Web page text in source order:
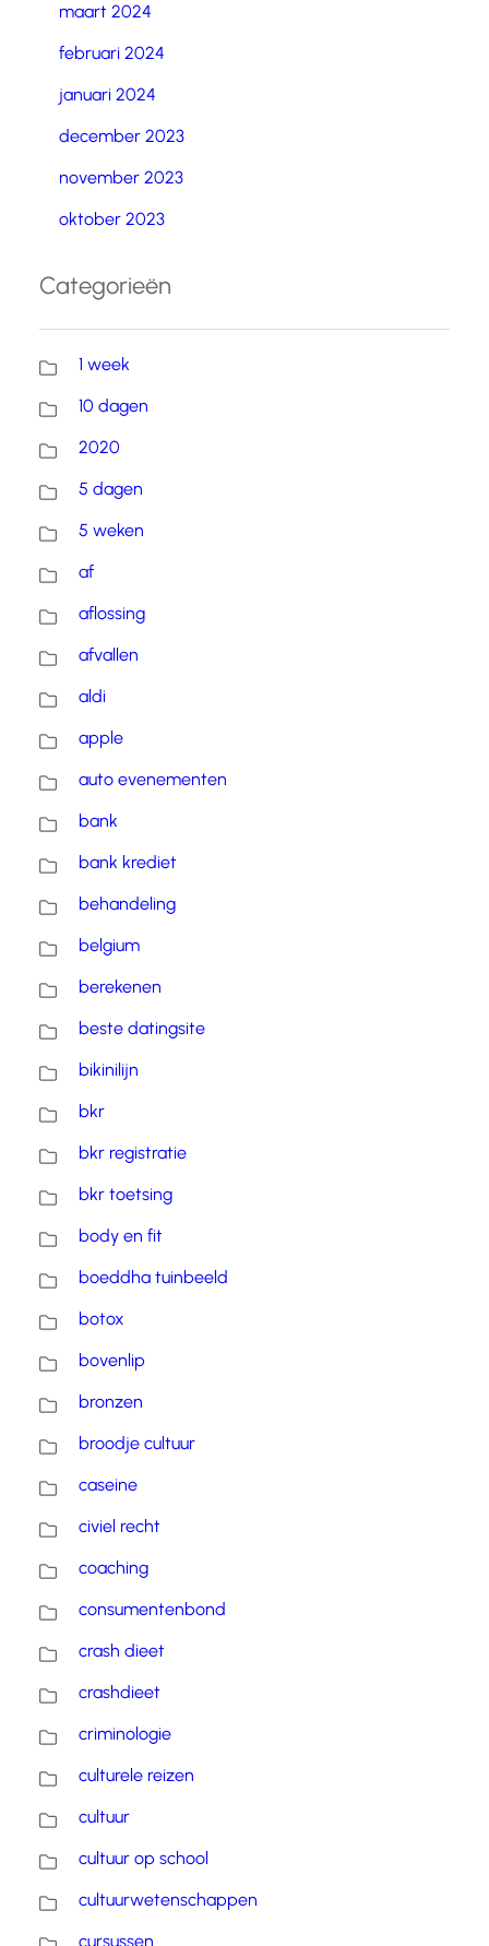
maart 2024
februari 2024
januari 2024
december 2023
november 2023
oktober 2023
Categorieën
1 week
10 dagen
2020
5 dagen
5 weken
af
aflossing
afvallen
aldi
apple
auto evenementen
bank
bank krediet
behandeling
belgium
berekenen
beste datingsite
bikinilijn
bkr
bkr registratie
bkr toetsing
body en fit
boeddha tuinbeeld
botox
bovenlip
bronzen
broodje cultuur
caseine
civiel recht
coaching
consumentenbond
crash dieet
crashdieet
criminologie
culturele reizen
cultuur
cultuur op school
cultuurwetenschappen
cursussen